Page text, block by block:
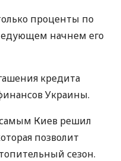
проценты по
начнем его
кредита
Украины.
Киев решил
позволит
сезон.